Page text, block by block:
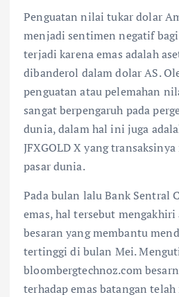
Penguatan nilai tukar dolar
menjadi sentimen negatif
terjadi karena emas adalah
dibanderol dalam dolar AS.
penguatan atau pelemahan
sangat berpengaruh pada
dunia, dalam hal ini juga
JFXGOLD X yang
pasar dunia.
Pada bulan lalu Bank Sentral
emas, hal tersebut mengakhiri
besaran yang membantu
tertinggi di bulan Mei.
bloombergtechnoz.com
terhadap emas batangan